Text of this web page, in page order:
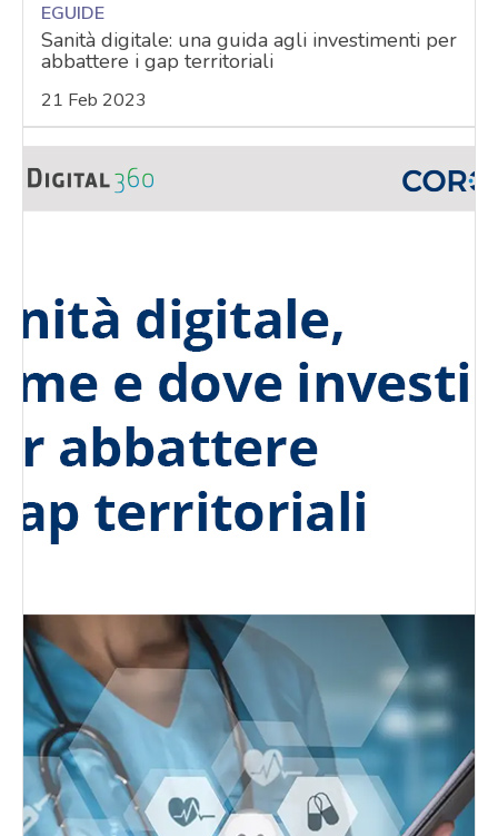
EGUIDE
Sanità digitale: una guida agli investimenti per
abbattere i gap territoriali
21 Feb 2023